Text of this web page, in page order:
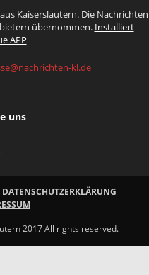
Kaiserslautern. Die Nachrichten
übernommen. Installiert
APP
kl.de
uns
DATENSCHUTZERKLÄRUNG
2017 All rights reserved.